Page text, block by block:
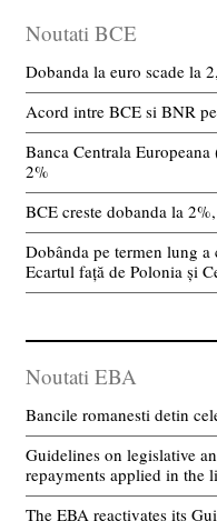
Noutati BCE
Dobanda la euro scade la
Acord intre BCE si BNR
Banca Centrala
2%
BCE creste dobanda la
Dobânda pe termen lung a
Ecartul față de Polonia și
Noutati EBA
Bancile romanesti detin
Guidelines on legislative
repayments applied in the
The EBA reactivates its